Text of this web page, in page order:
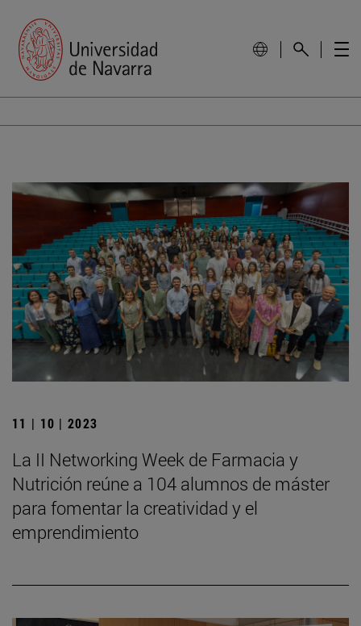
11 | 10 | 2023
La II Networking Week de Farmacia y
Nutrición reúne a 104 alumnos de máster
para fomentar la creatividad y el
emprendimiento